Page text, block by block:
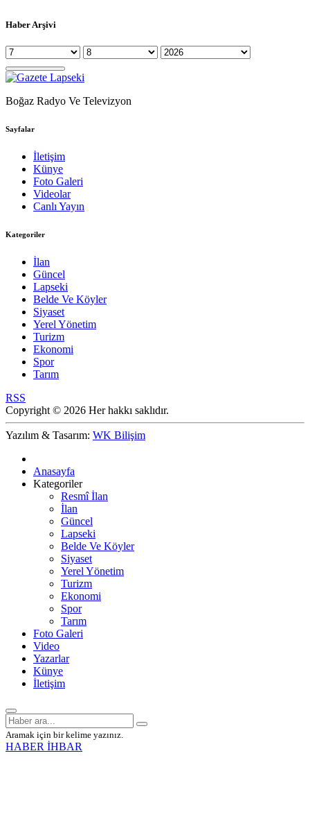
Haber Arşivi
Boğaz Radyo Ve Televizyon
Sayfalar
İletişim
Künye
Foto Galeri
Videolar
Canlı Yayın
Kategoriler
İlan
Güncel
Lapseki
Belde Ve Köyler
Siyaset
Yerel Yönetim
Turizm
Ekonomi
Spor
Tarım
RSS
Copyright © 2026 Her hakkı saklıdır.
Yazılım & Tasarım: WK Bilişim
Anasayfa
Kategoriler
Resmî İlan
İlan
Güncel
Lapseki
Belde Ve Köyler
Siyaset
Yerel Yönetim
Turizm
Ekonomi
Spor
Tarım
Foto Galeri
Video
Yazarlar
Künye
İletişim
Aramak için bir kelime yazınız.
HABER İHBAR